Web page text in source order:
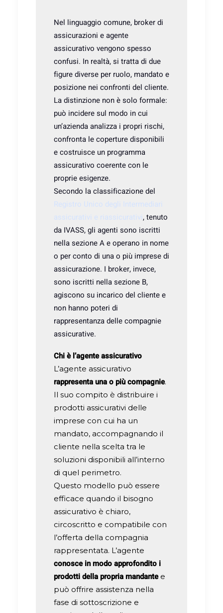
Nel linguaggio comune, broker di
assicurazioni e agente
assicurativo vengono spesso
confusi. In realtà, si tratta di due
figure diverse per ruolo, mandato e
posizione nei confronti del cliente.
La distinzione non è solo formale:
può incidere sul modo in cui
un’azienda analizza i propri rischi,
confronta le coperture disponibili
e costruisce un programma
assicurativo coerente con le
proprie esigenze.
Secondo la classificazione del
Registro Unico degli Intermediari
assicurativi e riassicurativi , tenuto
da IVASS, gli agenti sono iscritti
nella sezione A e operano in nome
o per conto di una o più imprese di
assicurazione. I broker, invece,
sono iscritti nella sezione B,
agiscono su incarico del cliente e
non hanno poteri di
rappresentanza delle compagnie
assicurative.
Chi è l’agente assicurativo
L’agente assicurativo
rappresenta una o più compagnie.
Il suo compito è distribuire i
prodotti assicurativi delle
imprese con cui ha un
mandato, accompagnando il
cliente nella scelta tra le
soluzioni disponibili all’interno
di quel perimetro.
Questo modello può essere
efficace quando il bisogno
assicurativo è chiaro,
circoscritto e compatibile con
l’offerta della compagnia
rappresentata. L’agente
conosce in modo approfondito i
prodotti della propria mandantee
può offrire assistenza nella
fase di sottoscrizione e